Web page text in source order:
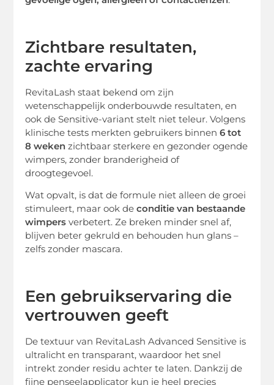
Zichtbare resultaten,
zachte ervaring
RevitaLash staat bekend om zijn
wetenschappelijk onderbouwde resultaten, en
ook de Sensitive-variant stelt niet teleur. Volgens
klinische tests merkten gebruikers binnen6 tot
8 weken zichtbaar sterkere en gezonder ogende
wimpers, zonder branderigheid of
droogtegevoel.
Wat opvalt, is dat de formule niet alleen de groei
stimuleert, maar ook deconditie van bestaande
wimpers verbetert. Ze breken minder snel af,
blijven beter gekruld en behouden hun glans –
zelfs zonder mascara.
Een gebruikservaring die
vertrouwen geeft
De textuur van RevitaLash Advanced Sensitive is
ultralicht en transparant, waardoor het snel
intrekt zonder residu achter te laten. Dankzij de
fijne penseelapplicator kun je heel precies